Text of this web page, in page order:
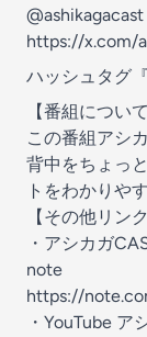
@ashikagacast
https://x.com/
ハッシュタグ『
【番組について
この番組アシ
背中をちょっ
トをわかりや
【その他リンク
・アシカガ
note
https://
・YouTube ア